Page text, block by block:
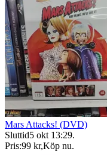
Mars Attacks! (DVD)
Sluttid5 okt 13:29.
Pris:99 kr,Köp nu.